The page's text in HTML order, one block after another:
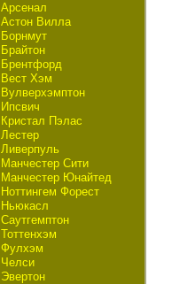
Арсенал
Астон Вилла
Борнмут
Брайтон
Брентфорд
Вест Хэм
Вулверхэмптон
Ипсвич
Кристал Пэлас
Лестер
Ливерпуль
Манчестер Сити
Манчестер Юнайтед
Ноттингем Форест
Ньюкасл
Саутгемптон
Тоттенхэм
Фулхэм
Челси
Эвертон